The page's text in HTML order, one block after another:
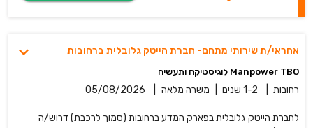
אחראי/ת שירותי מתחם- חברת הייטק גלובלית ברחובות
Manpower TBO לוגיסטיקה ותעשיה
רחובות 1-2 שנים משרה מלאה 05/08/2026
לחברת הייטק גלובלית בפארק המדע ברחובות (סמוך לרכבת) דרוש/ה